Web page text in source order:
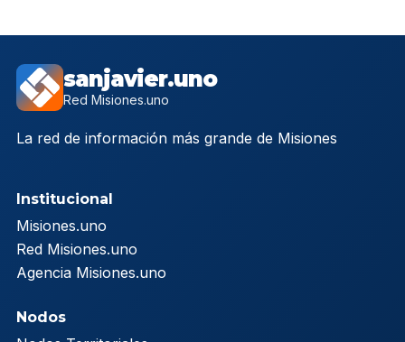
sanjavier.uno
Red Misiones.uno
La red de información más grande de Misiones
Institucional
Misiones.uno
Red Misiones.uno
Agencia Misiones.uno
Nodos